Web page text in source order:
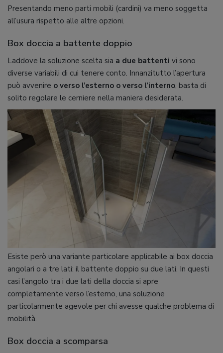
Presentando meno parti mobili (cardini) va meno soggetta
all’usura rispetto alle altre opzioni.
Box doccia a battente doppio
Laddove la soluzione scelta sia a due battenti vi sono
diverse variabili di cui tenere conto. Innanzitutto l’apertura
può avvenire o verso l’esterno o verso l’interno, basta di
solito regolare le cerniere nella maniera desiderata.
Esiste però una variante particolare applicabile ai box doccia
angolari o a tre lati: il battente doppio su due lati. In questi
casi l’angolo tra i due lati della doccia si apre
completamente verso l’esterno, una soluzione
particolarmente agevole per chi avesse qualche problema di
mobilità.
Box doccia a scomparsa